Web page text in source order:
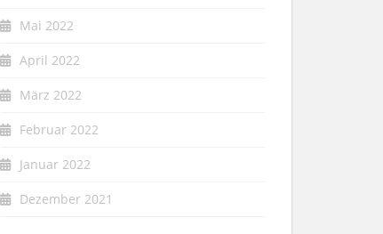
Mai 2022
April 2022
März 2022
Februar 2022
Januar 2022
Dezember 2021